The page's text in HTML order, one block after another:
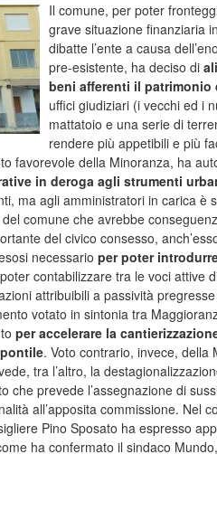
Il comune, per poter
grave situazione finanziaria
dibatte l’ente a causa
pre-esistente, ha deciso di
beni afferenti il patrimonio
uffici giudiziari (i vecchi ed i
mattatoio e una serie di
rendere più appetibili e più
favorevole della Minoranza, ha
in deroga agli strumenti
ma agli amministratori in carica è
comune che avrebbe
del civico consesso,
necessario per poter
contabilizzare tra le voci attive
attribuibili a passività
votato in sintonia tra
per accelerare la
. Voto contrario, invece, della
tra l’altro, la
che prevede l’assegnazione di
all’apposita commissione. Nel
Pino Sposato ha espresso
ha confermato il sindaco